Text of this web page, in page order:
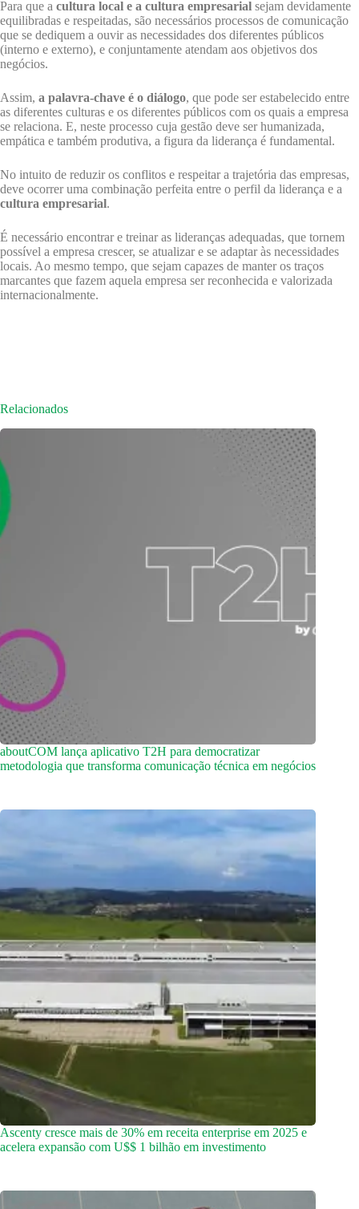
Para que a cultura local e a cultura empresarial sejam devidamente
equilibradas e respeitadas, são necessários processos de comunicação
que se dediquem a ouvir as necessidades dos diferentes públicos
(interno e externo), e conjuntamente atendam aos objetivos dos
negócios.
Assim, a palavra-chave é o diálogo, que pode ser estabelecido entre
as diferentes culturas e os diferentes públicos com os quais a empresa
se relaciona. E, neste processo cuja gestão deve ser humanizada,
empática e também produtiva, a figura da liderança é fundamental.
No intuito de reduzir os conflitos e respeitar a trajetória das empresas,
deve ocorrer uma combinação perfeita entre o perfil da liderança e a
cultura empresarial.
É necessário encontrar e treinar as lideranças adequadas, que tornem
possível a empresa crescer, se atualizar e se adaptar às necessidades
locais. Ao mesmo tempo, que sejam capazes de manter os traços
marcantes que fazem aquela empresa ser reconhecida e valorizada
internacionalmente.
Relacionados
aboutCOM lança aplicativo T2H para democratizar
metodologia que transforma comunicação técnica em negócios
Ascenty cresce mais de 30% em receita enterprise em 2025 e
acelera expansão com U$$ 1 bilhão em investimento